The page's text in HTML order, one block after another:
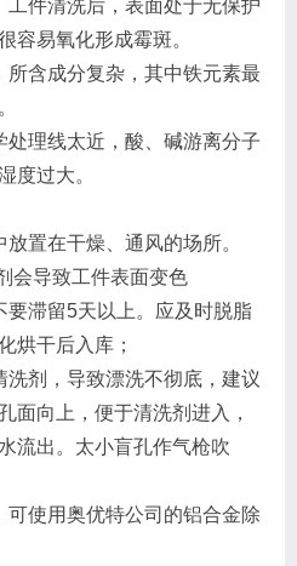
件清洗后，表面处于无保护
容易氧化形成霉斑。
含成分复杂，其中铁元素最
处理线太近，酸、碱游离分子
度过大。
置在干燥、通风的场所。
会导致工件表面变色
滞留5天以上。应及时脱脂
烘干后入库；
剂，导致漂洗不彻底，建议
面向上，便于清洗剂进入，
流出。太小盲孔作气枪吹
可使用奥优特公司的铝合金除